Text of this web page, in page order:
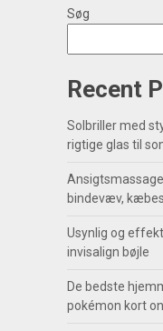
Søg
Recent
Solbriller med
rigtige glas til
bindevæv,
Usynlig og
invisalign bøjle
De bedste
pokémon kort